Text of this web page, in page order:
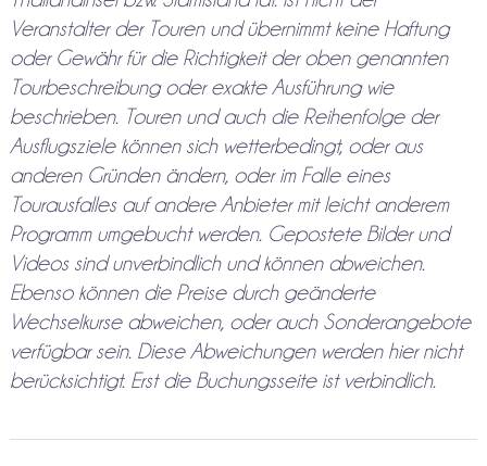
Veranstalter der Touren und übernimmt keine Haftung
oder Gewähr für die Richtigkeit der oben genannten
Tourbeschreibung oder exakte Ausführung wie
beschrieben. Touren und auch die Reihenfolge der
Ausflugsziele können sich wetterbedingt, oder aus
anderen Gründen ändern, oder im Falle eines
Tourausfalles auf andere Anbieter mit leicht anderem
Programm umgebucht werden. Gepostete Bilder und
Videos sind unverbindlich und können abweichen.
Ebenso können die Preise durch geänderte
Wechselkurse abweichen, oder auch Sonderangebote
verfügbar sein. Diese Abweichungen werden hier nicht
berücksichtigt. Erst die Buchungsseite ist verbindlich.